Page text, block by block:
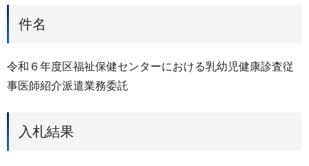
件名
令和６年度区福祉保健センターにおける乳幼児健康診査従
事医師紹介派遣業務委託
入札結果